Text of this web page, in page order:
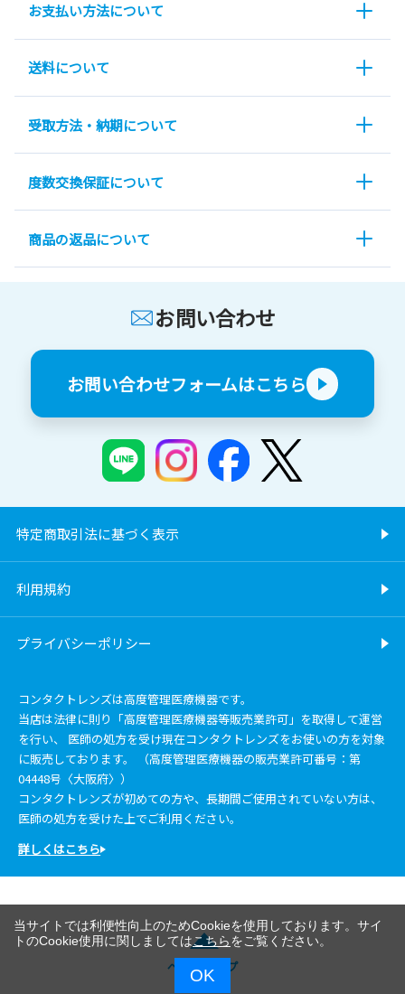
お支払い方法について
送料について
受取方法・納期について
度数交換保証について
商品の返品について
お問い合わせ
お問い合わせフォームはこちら
特定商取引法に基づく表示
利用規約
プライバシーポリシー
コンタクトレンズは高度管理医療機器です。
当店は法律に則り「高度管理医療機器等販売業許可」を取得して運営
を行い、 医師の処方を受け現在コンタクトレンズをお使いの方を対象
に販売しております。 （高度管理医療機器の販売業許可番号：第
04448号〈大阪府〉）
コンタクトレンズが初めての方や、長期間ご使用されていない方は、
医師の処方を受けた上でご利用ください。
詳しくはこちら
ページトップ
当サイトでは利便性向上のためCookieを使用しております。サイ
トのCookie使用に関しましてはこちらをご覧ください。
OK